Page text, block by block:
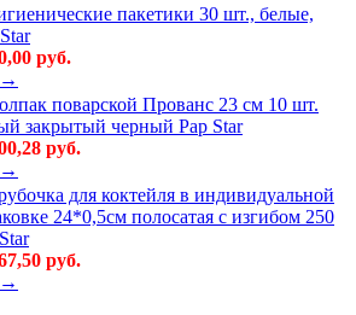
пакетики 30 шт., белые,
руб.
→
поварской Прованс 23 см 10 шт.
закрытый черный Pap Star
руб.
→
для коктейля в индивидуальной
24*0,5см полосатая с изгибом 250
руб.
→